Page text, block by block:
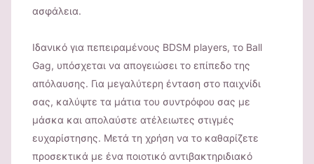
ασφάλεια.
Ιδανικό για πεπειραμένους BDSM players, το Ball
Gag, υπόσχεται να απογειώσει το επίπεδο της
απόλαυσης. Για μεγαλύτερη ένταση στο παιχνίδι
σας, καλύψτε τα μάτια του συντρόφου σας με
μάσκα και απολαύστε ατέλειωτες στιγμές
ευχαρίστησης. Μετά τη χρήση να το καθαρίζετε
προσεκτικά με ένα ποιοτικό αντιβακτηριδιακό